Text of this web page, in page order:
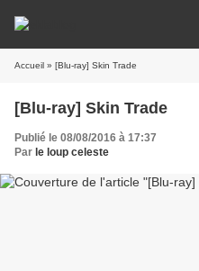
Accueil » [Blu-ray] Skin Trade
[Blu-ray] Skin Trade
Publié le 08/08/2016 à 17:37
Par le loup celeste